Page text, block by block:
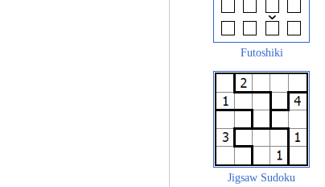
Futoshiki
Jigsaw Sudoku